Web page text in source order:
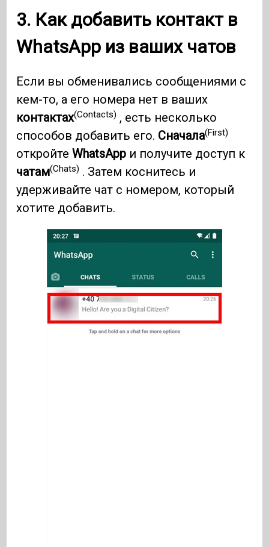
3. Как добавить контакт в
WhatsApp из ваших чатов
Если вы обменивались сообщениями с
кем-то, а его номера нет в ваших
контактах(Contacts) , есть несколько
способов добавить его. Сначала(First)
откройтеWhatsApp и получите доступ к
чатам(Chats) . Затем коснитесь и
удерживайте чат с номером, который
хотите добавить.